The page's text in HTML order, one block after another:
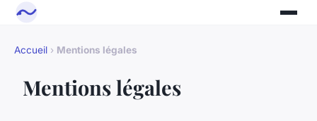
Accueil › Mentions légales
Mentions légales